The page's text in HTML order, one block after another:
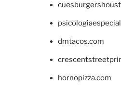
dmtacos.com
hornopizza.com